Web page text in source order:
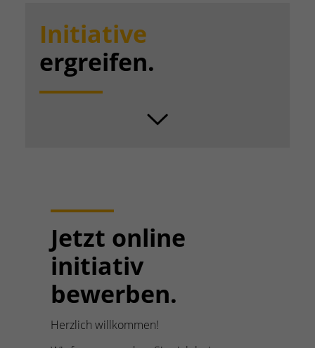
Initiative
ergreifen.
Jetzt online
initiativ
bewerben.
Herzlich willkommen!